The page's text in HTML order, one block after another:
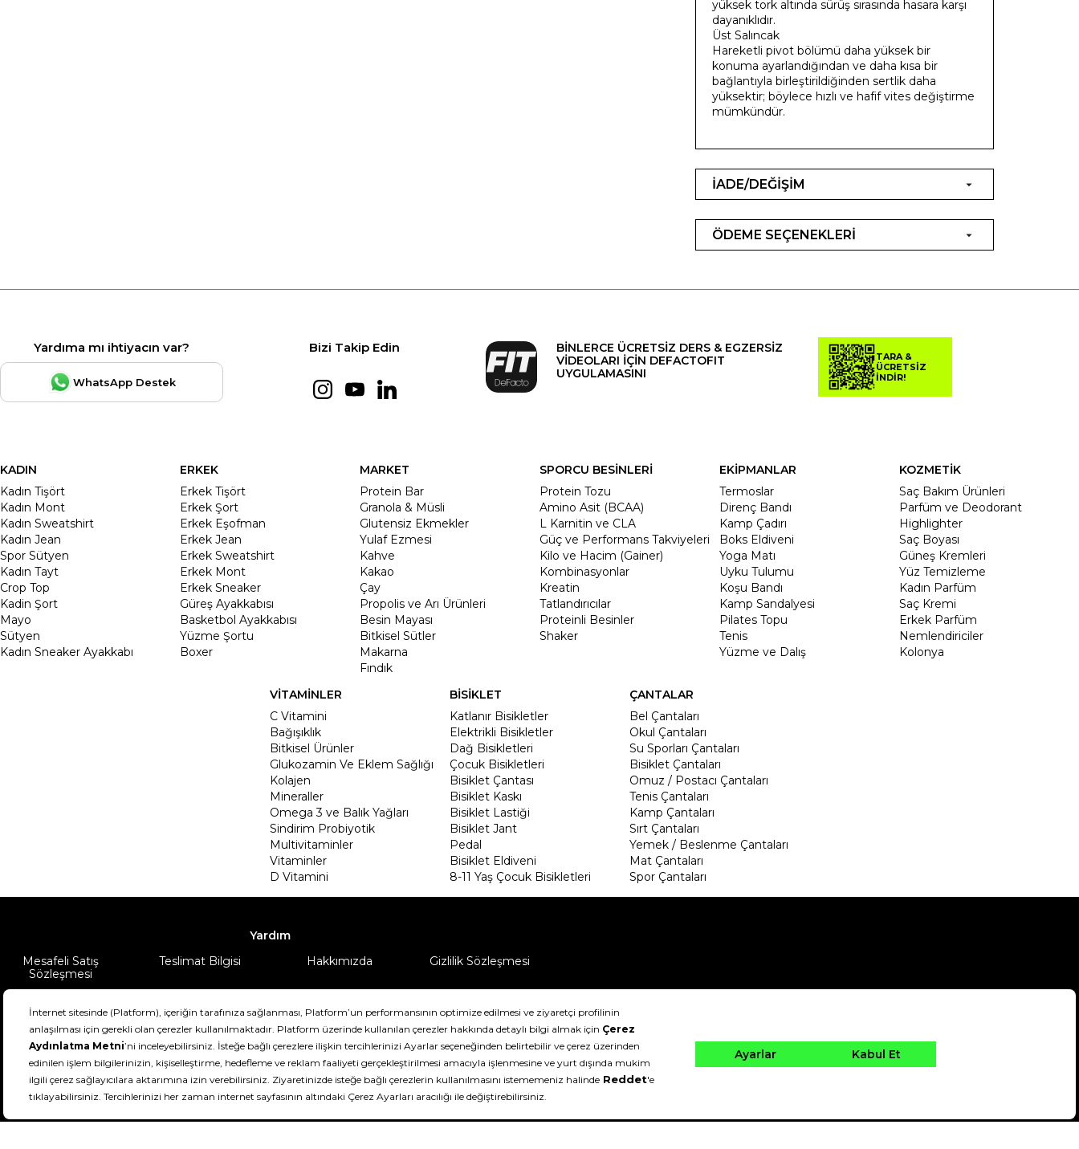
yüksek tork altında sürüş sırasında hasara karşı
dayanıklıdır.
Üst Salıncak
Hareketli pivot bölümü daha yüksek bir
konuma ayarlandığından ve daha kısa bir
bağlantıyla birleştirildiğinden sertlik daha
yüksektir; böylece hızlı ve hafif vites değiştirme
mümkündür.
İADE/DEĞİŞİM
ÖDEME SEÇENEKLERİ
Yardıma mı ihtiyacın var?
WhatsApp Destek
Bizi Takip Edin
BİNLERCE ÜCRETSİZ DERS & EGZERSİZ
VİDEOLARI İÇİN DEFACTOFIT
UYGULAMASINI
TARA &
ÜCRETSİZ
İNDİR!
KADIN
Kadın Tişört
Kadın Mont
Kadın Sweatshirt
Kadın Jean
Spor Sütyen
Kadın Tayt
Crop Top
Kadin Şort
Mayo
Sütyen
Kadın Sneaker Ayakkabı
ERKEK
Erkek Tişört
Erkek Şort
Erkek Eşofman
Erkek Jean
Erkek Sweatshirt
Erkek Mont
Erkek Sneaker
Güreş Ayakkabısı
Basketbol Ayakkabısı
Yüzme Şortu
Boxer
MARKET
Protein Bar
Granola & Müsli
Glutensiz Ekmekler
Yulaf Ezmesi
Kahve
Kakao
Çay
Propolis ve Arı Ürünleri
Besin Mayası
Bitkisel Sütler
Makarna
Fındık
SPORCU BESİNLERİ
Protein Tozu
Amino Asit (BCAA)
L Karnitin ve CLA
Güç ve Performans Takviyeleri
Kilo ve Hacim (Gainer)
Kombinasyonlar
Kreatin
Tatlandırıcılar
Proteinli Besinler
Shaker
EKİPMANLAR
Termoslar
Direnç Bandı
Kamp Çadırı
Boks Eldiveni
Yoga Matı
Uyku Tulumu
Koşu Bandı
Kamp Sandalyesi
Pilates Topu
Tenis
Yüzme ve Dalış
KOZMETİK
Saç Bakım Ürünleri
Parfüm ve Deodorant
Highlighter
Saç Boyası
Güneş Kremleri
Yüz Temizleme
Kadın Parfüm
Saç Kremi
Erkek Parfüm
Nemlendiriciler
Kolonya
VİTAMİNLER
C Vitamini
Bağışıklık
Bitkisel Ürünler
Glukozamin Ve Eklem Sağlığı
Kolajen
Mineraller
Omega 3 ve Balık Yağları
Sindirim Probiyotik
Multivitaminler
Vitaminler
D Vitamini
BİSİKLET
Katlanır Bisikletler
Elektrikli Bisikletler
Dağ Bisikletleri
Çocuk Bisikletleri
Bisiklet Çantası
Bisiklet Kaskı
Bisiklet Lastiği
Bisiklet Jant
Pedal
Bisiklet Eldiveni
8-11 Yaş Çocuk Bisikletleri
ÇANTALAR
Bel Çantaları
Okul Çantaları
Su Sporları Çantaları
Bisiklet Çantaları
Omuz / Postacı Çantaları
Tenis Çantaları
Kamp Çantaları
Sırt Çantaları
Yemek / Beslenme Çantaları
Mat Çantaları
Spor Çantaları
Yardım
Mesafeli Satış
Sözleşmesi
Teslimat Bilgisi Hakkımızda Gizlilik Sözleşmesi
DeFactoFIT ©️ 2022-2026. Tüm hakları saklıdır.